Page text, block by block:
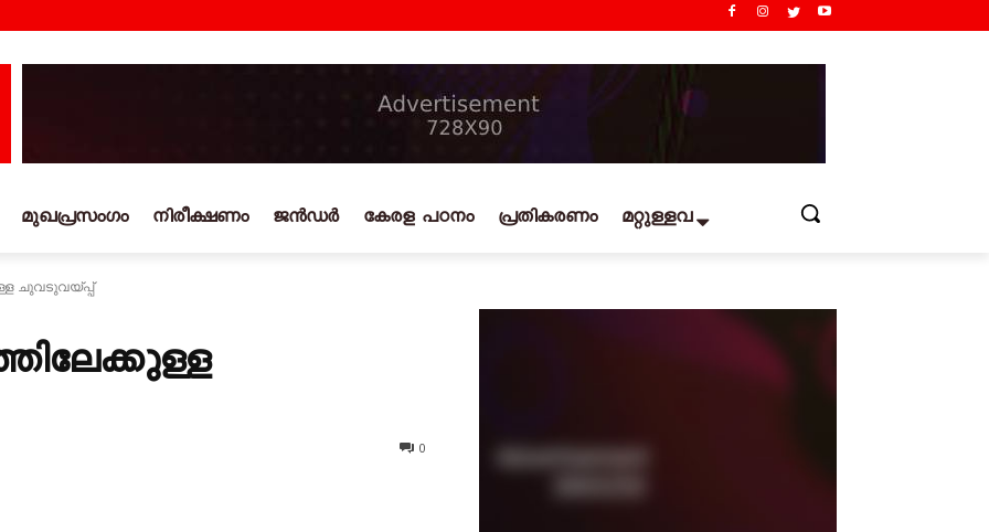
മുഖപ്രസംഗം നിരീക്ഷണം ജൻഡർ കേരള പഠനം പ്രതികരണം മറ്റുള്ളവ
ചുവടുവയ്‌പ്പ്‌
0